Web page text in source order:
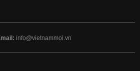
info@vietnammoi.vn